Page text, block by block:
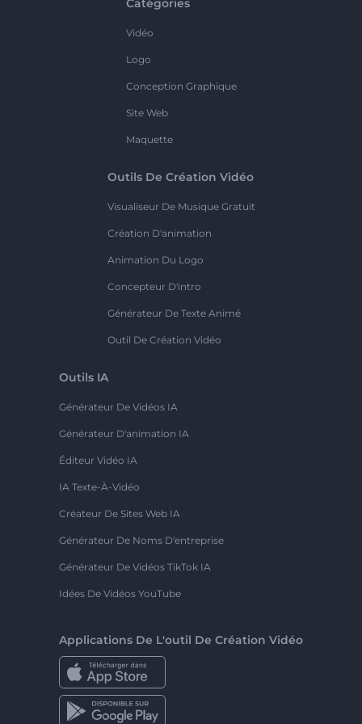
Catégories
Vidéo
Logo
Conception Graphique
Site Web
Maquette
Outils De Création Vidéo
Visualiseur De Musique Gratuit
Création D'animation
Animation Du Logo
Concepteur D'intro
Générateur De Texte Animé
Outil De Création Vidéo
Outils IA
Générateur De Vidéos IA
Générateur D'animation IA
Éditeur Vidéo IA
IA Texte-À-Vidéo
Créateur De Sites Web IA
Générateur De Noms D'entreprise
Générateur De Vidéos TikTok IA
Idées De Vidéos YouTube
Applications De L'outil De Création Vidéo